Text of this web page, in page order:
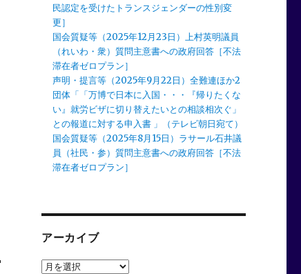
民認定を受けたトランスジェンダーの性別変
更］
国会質疑等（2025年12月23日）上村英明議員
（れいわ・衆）質問主意書への政府回答［不法
滞在者ゼロプラン］
声明・提言等（2025年9月22日）全難連ほか2
団体「「万博で日本に入国・・・『帰りたくな
い』就労ビザに切り替えたいとの相談相次ぐ」
との報道に対する申入書 」（テレビ朝日宛て）
国会質疑等（2025年8月15日）ラサール石井議
員（社民・参）質問主意書への政府回答［不法
滞在者ゼロプラン］
アーカイブ
ア